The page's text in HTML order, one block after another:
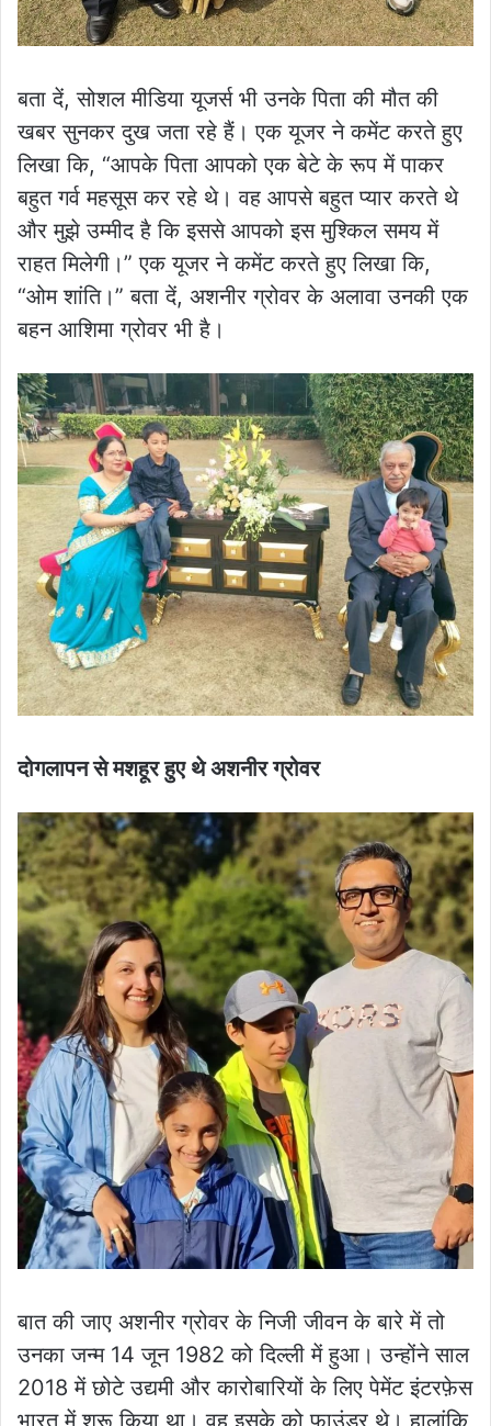
बता दें, सोशल मीडिया यूजर्स भी उनके पिता की मौत की
खबर सुनकर दुख जता रहे हैं। एक यूजर ने कमेंट करते हुए
लिखा कि, “आपके पिता आपको एक बेटे के रूप में पाकर
बहुत गर्व महसूस कर रहे थे। वह आपसे बहुत प्यार करते थे
और मुझे उम्मीद है कि इससे आपको इस मुश्किल समय में
राहत मिलेगी।” एक यूजर ने कमेंट करते हुए लिखा कि,
“ओम शांति।” बता दें, अशनीर ग्रोवर के अलावा उनकी एक
बहन आशिमा ग्रोवर भी है।
दोगलापन से मशहूर हुए थे अशनीर ग्रोवर
बात की जाए अशनीर ग्रोवर के निजी जीवन के बारे में तो
उनका जन्म 14 जून 1982 को दिल्ली में हुआ। उन्होंने साल
2018 में छोटे उद्यमी और कारोबारियों के लिए पेमेंट इंटरफ़ेस
भारत में शुरू किया था। वह इसके को फाउंडर थे। हालांकि